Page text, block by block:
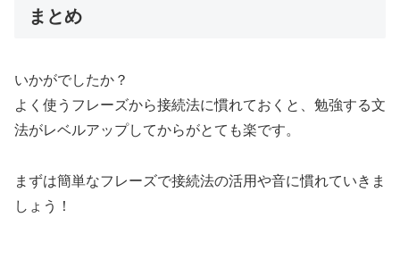
まとめ
いかがでしたか？
よく使うフレーズから接続法に慣れておくと、勉強する文
法がレベルアップしてからがとても楽です。
まずは簡単なフレーズで接続法の活用や音に慣れていきま
しょう！